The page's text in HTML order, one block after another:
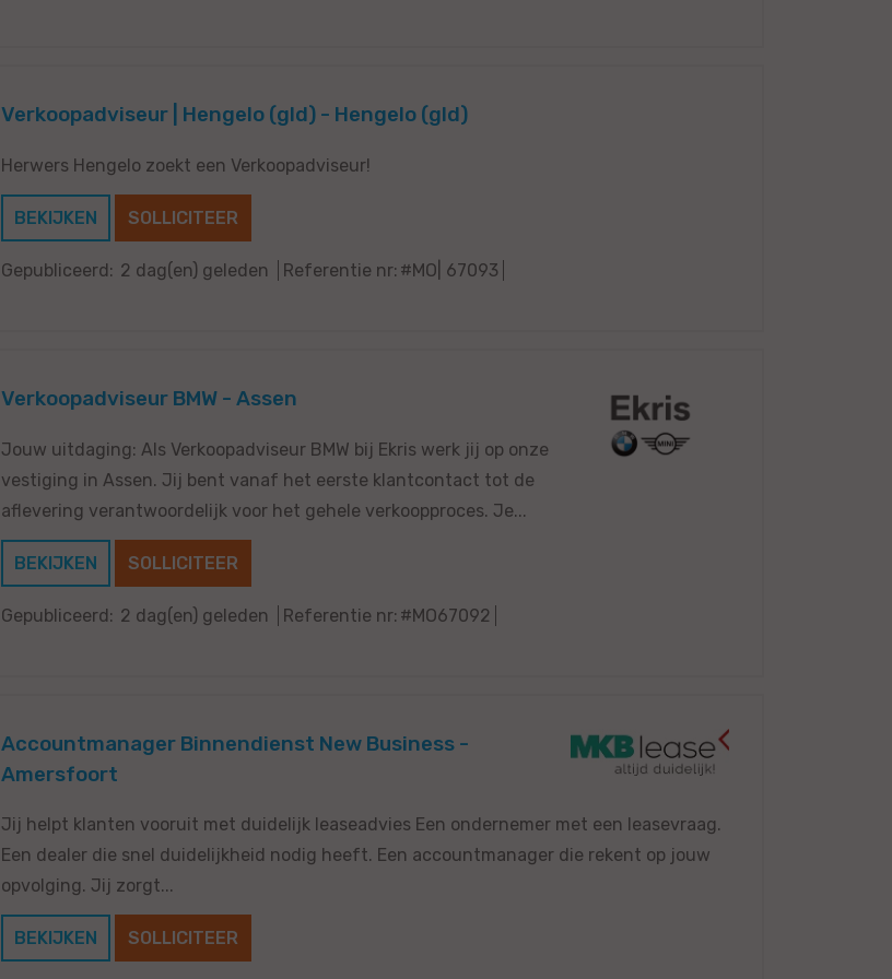
Verkoopadviseur | Hengelo (gld) - Hengelo (gld)
Herwers Hengelo zoekt een Verkoopadviseur!
BEKIJKEN SOLLICITEER
Gepubliceerd: 2 dag(en) geleden Referentie nr: #MO| 67093
Verkoopadviseur BMW - Assen
Jouw uitdaging: Als Verkoopadviseur BMW bij Ekris werk jij op onze
vestiging in Assen. Jij bent vanaf het eerste klantcontact tot de
aflevering verantwoordelijk voor het gehele verkoopproces. Je...
BEKIJKEN SOLLICITEER
Gepubliceerd: 2 dag(en) geleden Referentie nr: #MO67092
Accountmanager Binnendienst New Business -
Amersfoort
Jij helpt klanten vooruit met duidelijk leaseadvies Een ondernemer met een leasevraag.
Een dealer die snel duidelijkheid nodig heeft. Een accountmanager die rekent op jouw
opvolging. Jij zorgt...
BEKIJKEN SOLLICITEER